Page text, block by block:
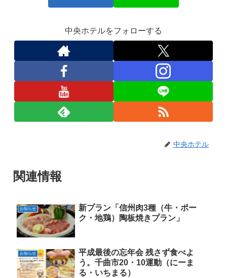
中央ホテルをフォローする
中央ホテル
関連情報
お知らせ
新プラン「信州肉3種（牛・ポー
ク・地鶏）陶板焼きプラン」
お知らせ
平成最後の忘年会 残さず食べよ
う。千曲市20・10運動（にーま
る・いちまる）